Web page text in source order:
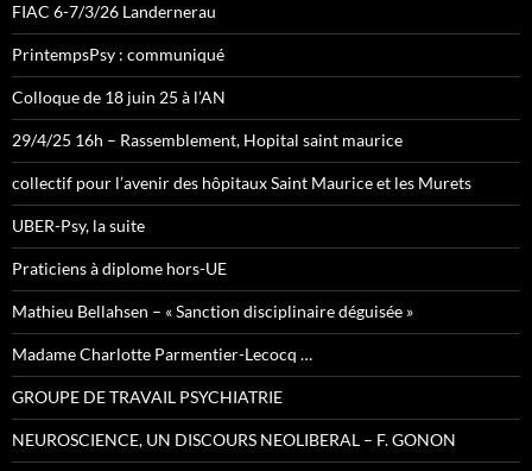
FIAC 6-7/3/26 Landernerau
PrintempsPsy : communiqué
Colloque de 18 juin 25 à l’AN
29/4/25 16h – Rassemblement, Hopital saint maurice
collectif pour l’avenir des hôpitaux Saint Maurice et les Murets
UBER-Psy, la suite
Praticiens à diplome hors-UE
Mathieu Bellahsen – « Sanction disciplinaire déguisée »
Madame Charlotte Parmentier-Lecocq …
GROUPE DE TRAVAIL PSYCHIATRIE
NEUROSCIENCE, UN DISCOURS NEOLIBERAL – F. GONON